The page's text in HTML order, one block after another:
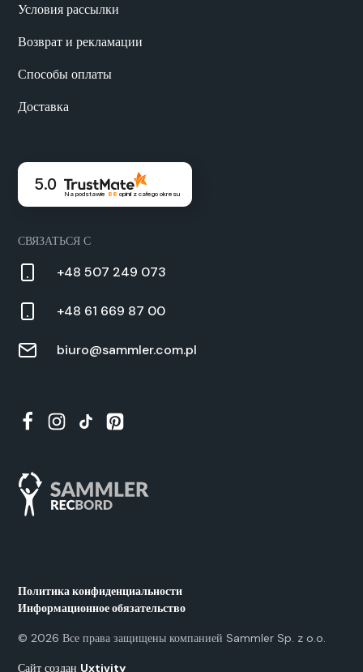
Условия рассылки
Возврат и рекламации
Способы оплаты
Доставка
5.0
Na podstawie 88 opinii z całego okresu
СВЯЗАТЬСЯ С
+48 507 249 073
+48 61 669 87 00
biuro@sammler.com.pl
©2026 Все права защищены компанией Samm­ler Sp. z o.o.
Политика конфиденциальности
Информационное обязательство
Сайт создан Uxtiv­i­ty